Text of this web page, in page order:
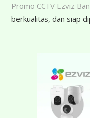
Promo CCTV Ezviz
berkualitas, dan siap